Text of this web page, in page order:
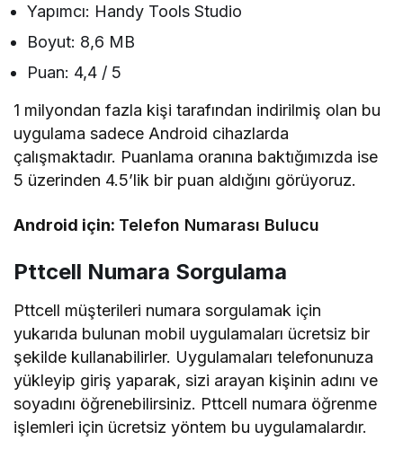
Yapımcı: Handy Tools Studio
Boyut: 8,6 MB
Puan: 4,4 / 5
1 milyondan fazla kişi tarafından indirilmiş olan bu
uygulama sadece Android cihazlarda
çalışmaktadır. Puanlama oranına baktığımızda ise
5 üzerinden 4.5’lik bir puan aldığını görüyoruz.
Android için: Telefon Numarası Bulucu
Pttcell Numara Sorgulama
Pttcell müşterileri numara sorgulamak için
yukarıda bulunan mobil uygulamaları ücretsiz bir
şekilde kullanabilirler. Uygulamaları telefonunuza
yükleyip giriş yaparak, sizi arayan kişinin adını ve
soyadını öğrenebilirsiniz. Pttcell numara öğrenme
işlemleri için ücretsiz yöntem bu uygulamalardır.